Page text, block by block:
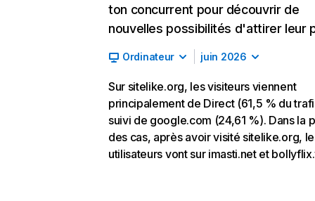
ton concurrent pour découvrir de
nouvelles possibilités d'attirer leur
Ordinateur juin 2026
Sur sitelike.org, les visiteurs viennent
principalement de Direct (61,5 % du
suivi de google.com (24,61 %). Dans la
des cas, après avoir visité sitelike.org,
utilisateurs vont sur imasti.net et